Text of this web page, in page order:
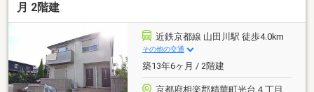
月 2階建
近鉄京都線 山田川駅 徒歩4.0km
その他の交通
築13年6ヶ月 / 2階建
京都府相楽郡精華町光台４丁目